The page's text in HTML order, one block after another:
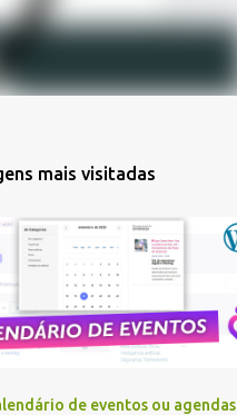
mais visitadas
de eventos ou agendas